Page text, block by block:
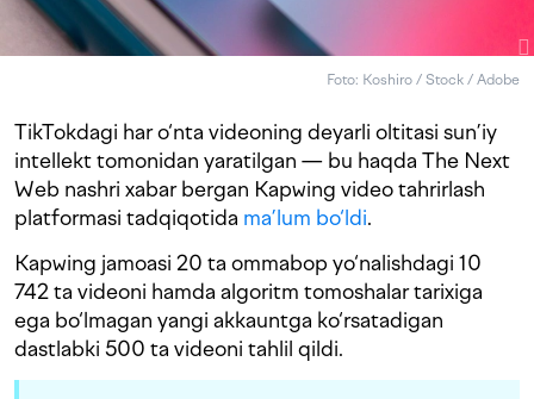
Foto: Koshiro / Stock / Adobe
TikTokdagi har o‘nta videoning deyarli oltitasi sun’iy
intellekt tomonidan yaratilgan — bu haqda The Next
Web nashri xabar bergan Kapwing video tahrirlash
platformasi tadqiqotida ma’lum bo‘ldi.
Kapwing jamoasi 20 ta ommabop yo‘nalishdagi 10
742 ta videoni hamda algoritm tomoshalar tarixiga
ega bo‘lmagan yangi akkauntga ko‘rsatadigan
dastlabki 500 ta videoni tahlil qildi.